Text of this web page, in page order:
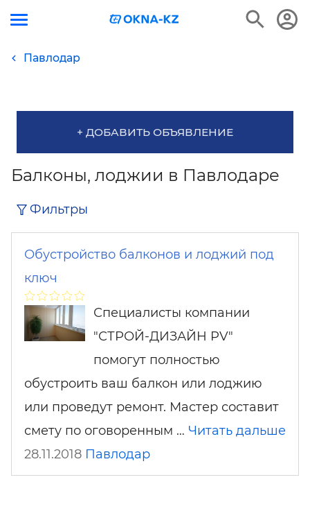
Павлодар
+ ДОБАВИТЬ ОБЪЯВЛЕНИЕ
Балконы, лоджии в Павлодаре
Фильтры
Обустройство балконов и лоджий под
ключ
Специалисты компании
"СТРОЙ-ДИЗАЙН PV"
помогут полностью
обустроить ваш балкон или лоджию
или проведут ремонт. Мастер составит
смету по оговоренным … Читать дальше
28.11.2018 Павлодар